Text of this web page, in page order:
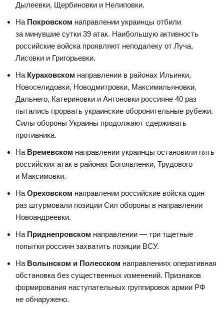
Дылеевки, Щербиновки и Нелиповки.
На Покровском направлении украинцы отбили
за минувшие сутки 39 атак. Наибольшую активность
российские войска проявляют неподалеку от Луча,
Лисовки и Григорьевки.
На Кураховском направлении в районах Ильинки,
Новоселидовки, Новодмитровки, Максимильяновки,
Дальнего, Катериновки и Антоновки россияне 40 раз
пытались прорвать украинские оборонительные рубежи.
Силы обороны Украины продолжают сдерживать
противника.
На Времевском направлении украинцы остановили пять
российских атак в районах Богоявленки, Трудового
и Максимовки.
На Ореховском направлении российские войска один
раз штурмовали позиции Сил обороны в направлении
Новоандреевки.
На Приднепровском направлении — три тщетные
попытки россиян захватить позиции ВСУ.
На Волынском и Полесском направлениях оперативная
обстановка без существенных изменений. Признаков
формирования наступательных группировок армии РФ
не обнаружено.